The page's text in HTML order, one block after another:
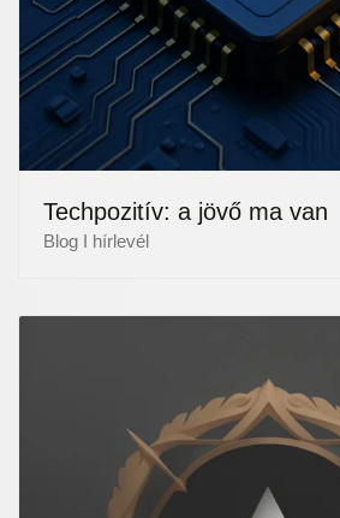
Techpozitív: a jövő ma van
Blog I hírlevél